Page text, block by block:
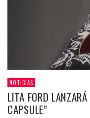
NOTICIAS
LITA FORD
CAPSULE”